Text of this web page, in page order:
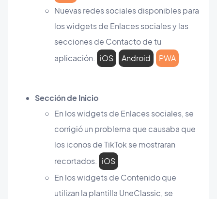
Nuevas redes sociales disponibles para
los widgets de Enlaces sociales y las
secciones de Contacto de tu
aplicación. iOS Android PWA
Sección de Inicio
En los widgets de Enlaces sociales, se
corrigió un problema que causaba que
los iconos de TikTok se mostraran
recortados. iOS
En los widgets de Contenido que
utilizan la plantilla UneClassic, se